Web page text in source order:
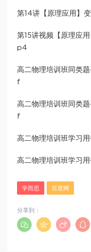
第14讲【原理应用】
第15讲视频【原理应
p4
高二物理培训班同类
f
高二物理培训班同类
f
高二物理培训班学习
高二物理培训班学习
学而思 百度网
分享到：